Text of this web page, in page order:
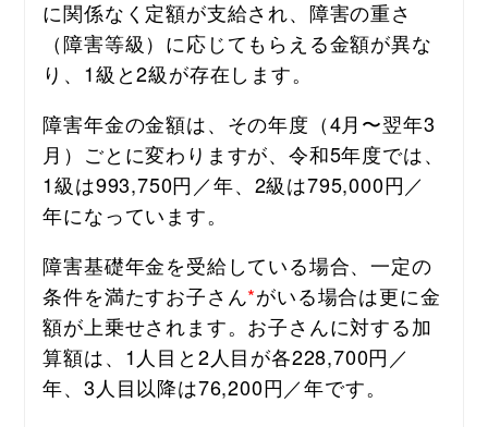
に関係なく定額が支給され、障害の重さ
（障害等級）に応じてもらえる金額が異な
り、1級と2級が存在します。
障害年金の金額は、その年度（4月〜翌年3
月）ごとに変わりますが、令和5年度では、
1級は993,750円／年、2級は795,000円／
年になっています。
障害基礎年金を受給している場合、一定の
条件を満たすお子さん*がいる場合は更に金
額が上乗せされます。お子さんに対する加
算額は、1人目と2人目が各228,700円／
年、3人目以降は76,200円／年です。